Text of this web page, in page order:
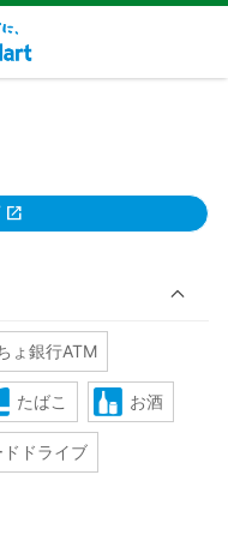
ょ銀行ATM
たばこ お酒
ドライブ